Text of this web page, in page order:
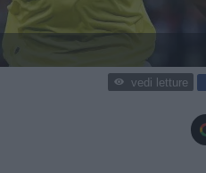
vedi letture